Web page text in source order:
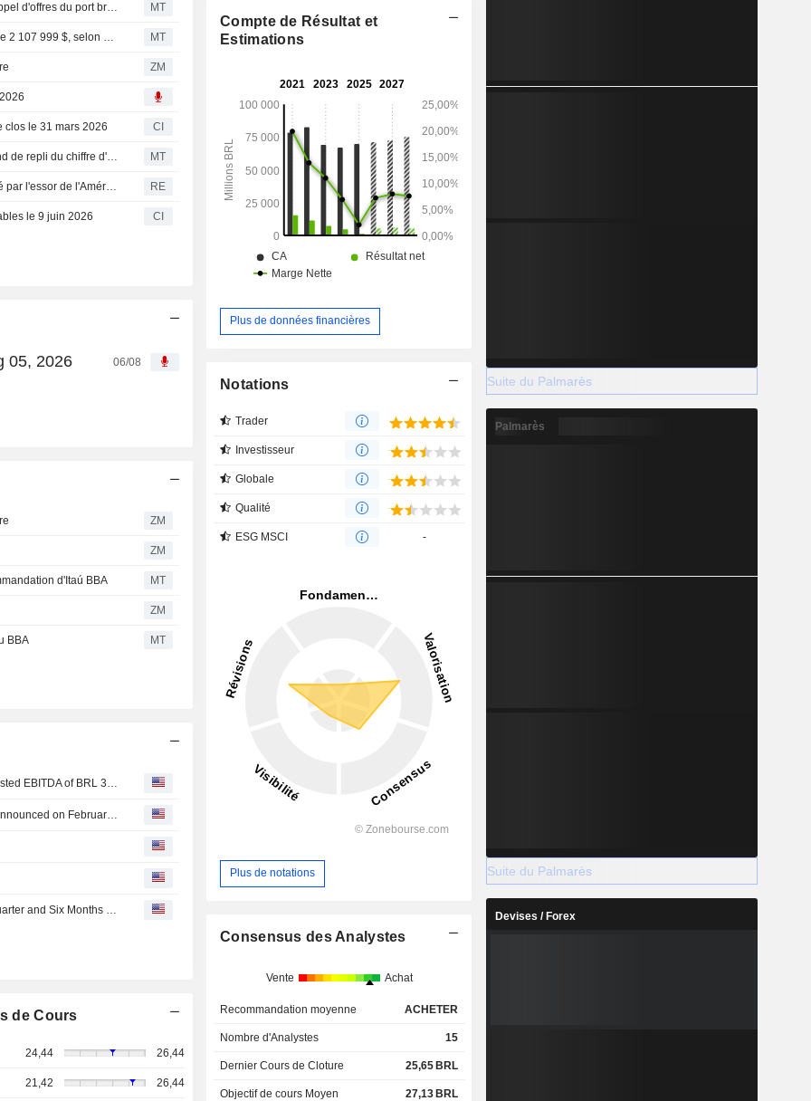
Vale et Gerdau se qualifient pour le deuxième tour de l'appel d'offres du port brésilien de Mubadala et Trafigura MT
Gerdau : cession de titres par un initié pour un montant de 2 107 999 $, selon un document de la SEC MT
ZM
clos le 31 mars 2026 CI
Gerdau : hausse du bénéfice au premier trimestre sur fond de repli du chiffre d'affaires MT
Brésil : le bénéfice de Gerdau bondit de 34% au T1, porté par l'essor de l'Amérique du Nord RE
le 9 juin 2026 CI
05, 2026 06/08
ZM
ZM
d'Itaú BBA MT
ZM
BBA MT
Gerdau S A : closes the second quarter of 2026 with adjusted EBITDA of BRL 3.4 billion
Tranche Update on Gerdau S.A.'s Equity Buyback Plan announced on February 23, 2026.
Gerdau S.A. Reports Earnings Results for the Second Quarter and Six Months Ended June 30, 2026
de Cours
24,44 26,44
21,42 26,44
Compte de Résultat et
Estimations
Plus de données financières
Notations
Trader
Investisseur
Globale
Qualité
ESG MSCI -
Plus de notations
Consensus des Analystes
Vente Achat
Recommandation moyenne ACHETER
Nombre d'Analystes 15
Dernier Cours de Cloture 25,65 BRL
Objectif de cours Moyen 27,13 BRL
Suite du Palmarès
Palmarès
Suite du Palmarès
Devises / Forex